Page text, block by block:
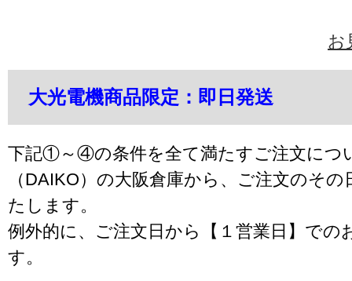
お
大光電機商品限定：即日発送
下記①～④の条件を全て満たすご注文につ
（DAIKO）の大阪倉庫から、ご注文のそ
たします。
例外的に、ご注文日から【１営業日】での
す。